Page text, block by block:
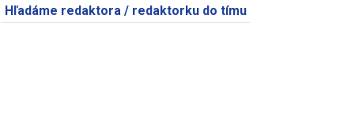
Hľadáme redaktora / redaktorku do tímu